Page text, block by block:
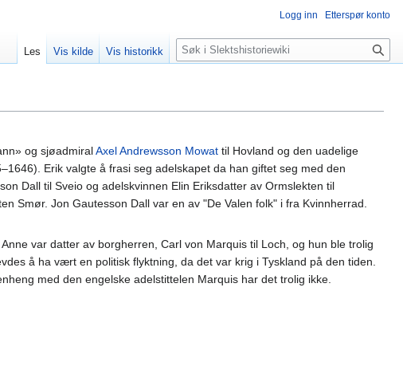
og sjøadmiralAxel Andrewsson Mowat til Hovland og den uadelige
Erik valgte å frasi seg adelskapet da han giftet seg med den
Dall til Sveio og adelskvinnen Elin Eriksdatter av Ormslekten til
Smør. Jon Gautesson Dall var en av "De Valen folk" i fra Kvinnherrad.
var datter av borgherren, Carl von Marquis til Loch, og hun ble trolig
å ha vært en politisk flyktning, da det var krig i Tyskland på den tiden.
med den engelske adelstittelen Marquis har det trolig ikke.
Logg inn Etterspør konto
Les Vis kilde Vis historikk
Søk